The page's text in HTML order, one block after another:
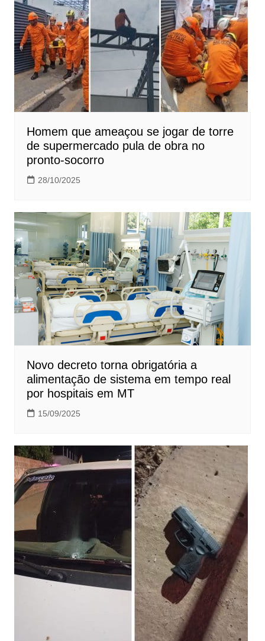
Homem que ameaçou se jogar de torre
de supermercado pula de obra no
pronto-socorro
28/10/2025
Novo decreto torna obrigatória a
alimentação de sistema em tempo real
por hospitais em MT
15/09/2025